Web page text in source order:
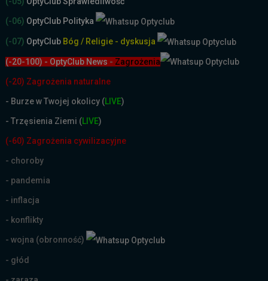
(-06) OptyClub Polityka
(-07) OptyClub Bóg / Religie - dyskusja
(-20-100) - OptyClub News - Zagrożenia
(-20) Zagrożenia naturalne
- Burze w Twojej okolicy (LIVE)
- Trzęsienia Ziemi (LIVE)
(-60) Zagrożenia cywilizacyjne
- choroby
- pandemia
- inflacja
- konflikty
- wojna (obronność)
- głód